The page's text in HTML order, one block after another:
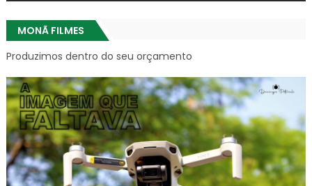
MONÃ FILMES
Produzimos dentro do seu orçamento